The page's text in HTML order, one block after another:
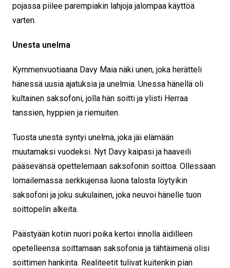
pojassa piilee parempiakin lahjoja jalompaa käyttöä
varten.
Unesta unelma
Kymmenvuotiaana Davy Maia näki unen, joka herätteli
hänessä uusia ajatuksia ja unelmia. Unessa hänellä oli
kultainen saksofoni, jolla hän soitti ja ylisti Herraa
tanssien, hyppien ja riemuiten.
Tuosta unesta syntyi unelma, joka jäi elämään
muutamaksi vuodeksi. Nyt Davy kaipasi ja haaveili
pääsevänsä opettelemaan saksofonin soittoa. Ollessaan
lomailemassa serkkujensa luona talosta löytyikin
saksofoni ja joku sukulainen, joka neuvoi hänelle tuon
soittopelin alkeita.
Päästyään kotiin nuori poika kertoi innolla äidilleen
opetelleensa soittamaan saksofonia ja tähtäimenä olisi
soittimen hankinta. Realiteetit tulivat kuitenkin pian